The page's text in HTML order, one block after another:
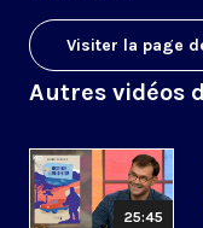
Visiter la page
Autres vidéos
25:45